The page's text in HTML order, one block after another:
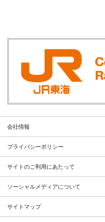
会社情報
プライバシーポリシー
サイトのご利用にあたって
ソーシャルメディアについて
サイトマップ